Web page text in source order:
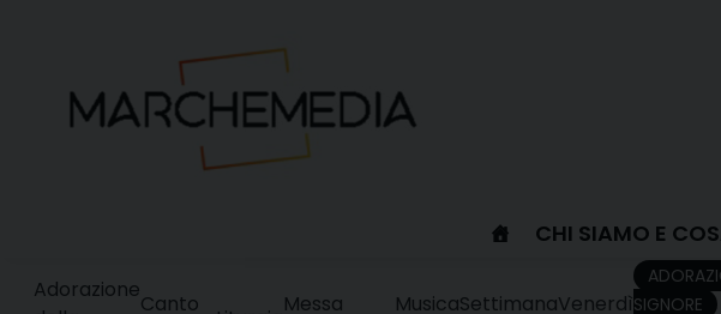
CHI SIAMO E
Adorazione
Canto
Messa
MusicaSettimanaVenerdìSIGNORE